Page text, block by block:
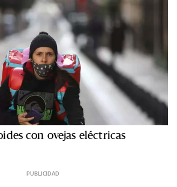
con ovejas eléctricas